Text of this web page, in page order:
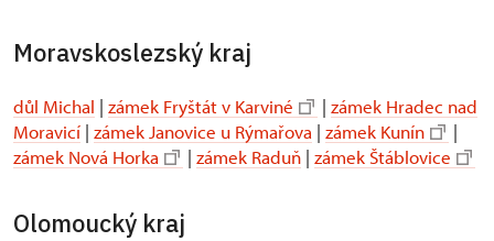
Moravskoslezský kraj
důl Michal | zámek Fryštát v Karviné | zámek Hradec nad
Moravicí | zámek Janovice u Rýmařova | zámek Kunín
|
zámek Nová Horka
| zámek Raduň | zámek Štáblovice
Olomoucký kraj